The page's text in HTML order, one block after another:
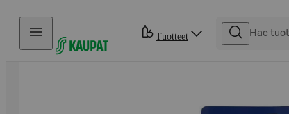
Hyppää sisältöön
Tuotteet